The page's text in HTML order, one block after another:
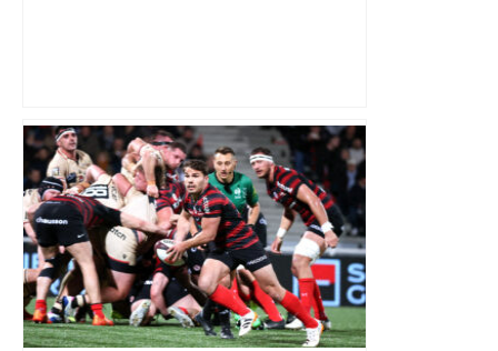
Top 14: comment Perpignan a une
nouvelle fois fait tomber Toulouse? –
RMC Sport